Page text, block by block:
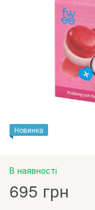
Новинка
В наявності
695 грн